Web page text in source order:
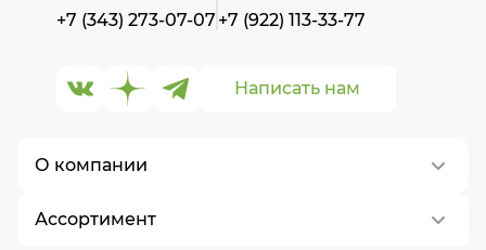
О компании
О нас
Ассортимент
Написать нам
+7 (343) 273-07-07 +7 (922) 113-33-77